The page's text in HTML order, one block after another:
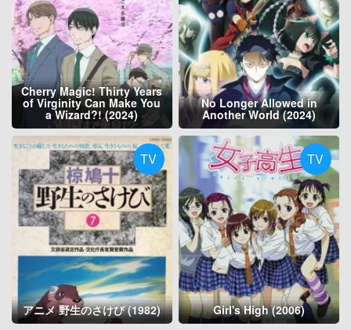
Cherry Magic! Thirty Years
of Virginity Can Make You
a Wizard?! (2024)
No Longer Allowed in
Another World (2024)
TV
アニメ 野生のさけび (1982)
TV
Girl's High (2006)